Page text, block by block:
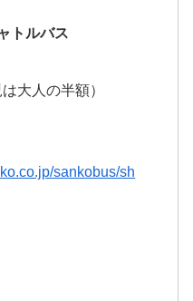
トルバス
大人の半額）
sankobus/sh